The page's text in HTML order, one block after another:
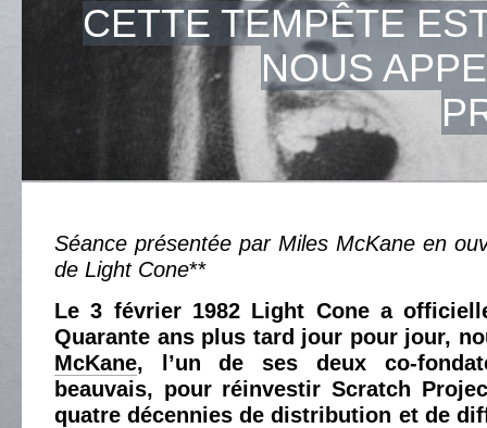
CETTE TEMPÊTE
NOUS
Séance présentée par Miles McKane en
de Light Cone**
Le 3 février 1982 Light Cone a
Quarante ans plus tard jour pour jour,
McKane, l’un de ses deux co-
beauvais, pour réinvestir Scratch
quatre décennies de distribution et de